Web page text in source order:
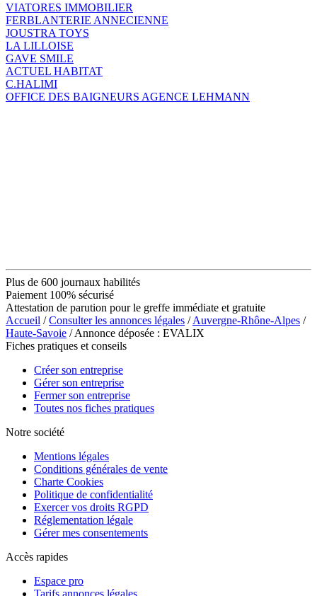
VIATORES IMMOBILIER
FERBLANTERIE ANNECIENNE
JOUSTRA TOYS
LA LILLOISE
GAVE SMILE
ACTUEL HABITAT
C.HALIMI
OFFICE DES BAIGNEURS AGENCE LEHMANN
Plus de 600 journaux habilités
Paiement 100% sécurisé
Attestation de parution pour le greffe immédiate et gratuite
Accueil /Consulter les annonces légales /Auvergne-Rhône-Alpes /
Haute-Savoie / Annonce déposée : EVALIX
Fiches pratiques et conseils
Créer son entreprise
Gérer son entreprise
Fermer son entreprise
Toutes nos fiches pratiques
Notre société
Mentions légales
Conditions générales de vente
Charte Cookies
Politique de confidentialité
Exercer vos droits RGPD
Réglementation légale
Gérer mes consentements
Accès rapides
Espace pro
Tarifs annonces légales